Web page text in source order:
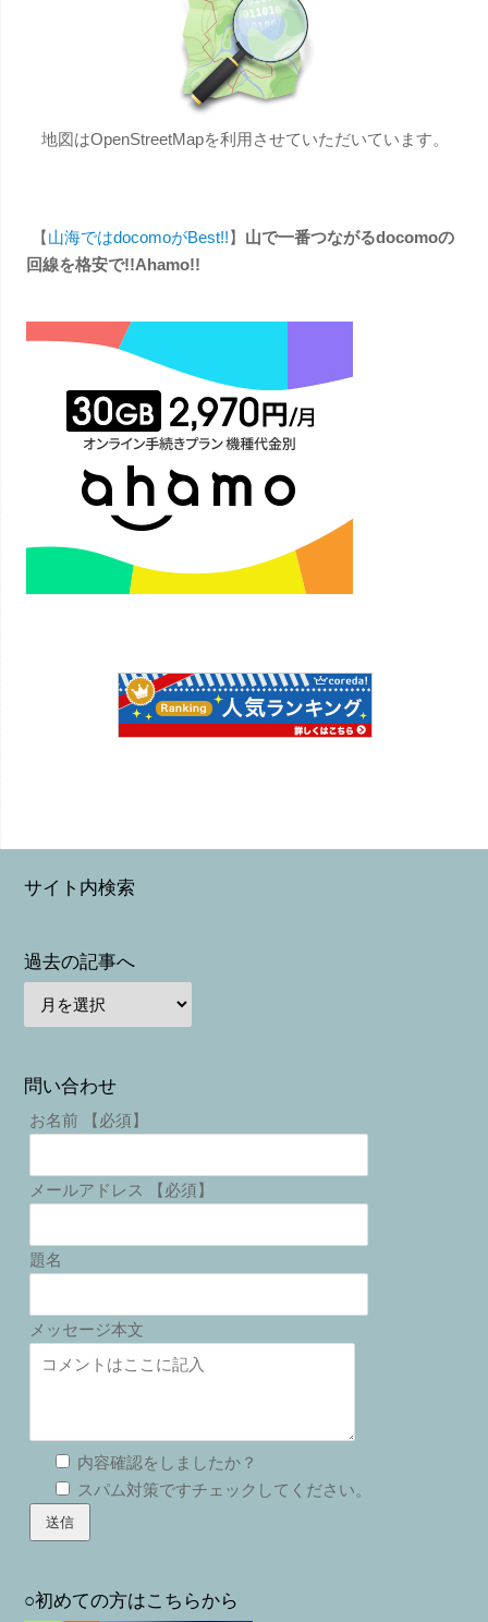
地図はOpenStreetMapを利用させていただいています。
【山海ではdocomoがBest!!】 山で一番つながるdocomoの
回線を格安で!!Ahamo!!
サイト内検索
過去の記事へ
問い合わせ
お名前 【必須】
メールアドレス 【必須】
題名
メッセージ本文
内容確認をしましたか？
スパム対策ですチェックしてください。
○初めての方はこちらから